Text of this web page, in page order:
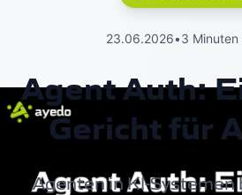
23.06.2026•3 Minuten
Agent Auth:
Gericht für
Agenten in KI-Systemen